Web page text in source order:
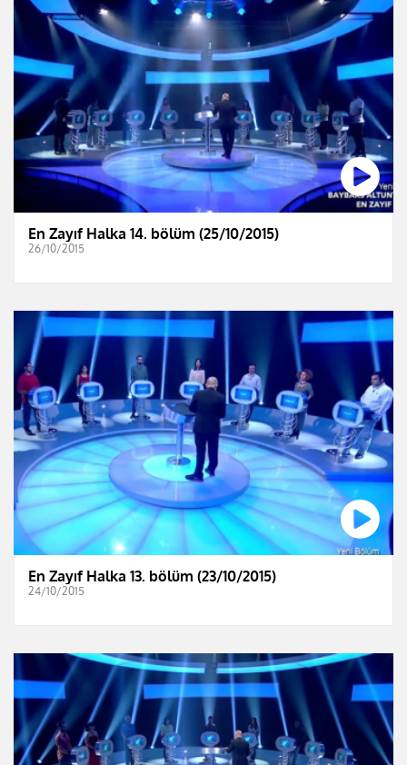
En Zayıf Halka 14. bölüm (25/10/2015)
26/10/2015
En Zayıf Halka 13. bölüm (23/10/2015)
24/10/2015